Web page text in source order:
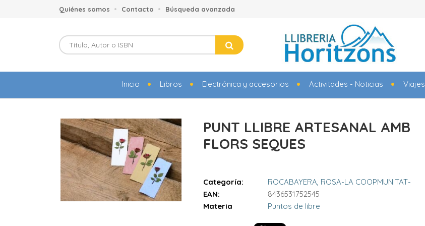
Quiénes somos Contacto Búsqueda avanzada
Inicio Libros Electrónica y accesorios Activitades - Noticias Viajes
PUNT LLIBRE ARTESANAL AMB
FLORS SEQUES
Categoría:
ROCABAYERA, ROSA-LA COOPMUNITAT-
EAN:
8436531752545
Materia
Puntos de libre